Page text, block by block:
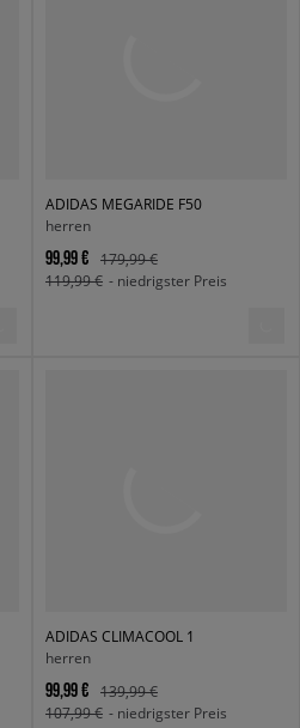
ADIDAS MEGARIDE F50
herren
99,99 €
179,99 €
119,99 € - niedrigster Preis
ADIDAS CLIMACOOL 1
herren
99,99 €
139,99 €
107,99 € - niedrigster Preis